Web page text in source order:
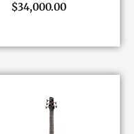
$34,000.00